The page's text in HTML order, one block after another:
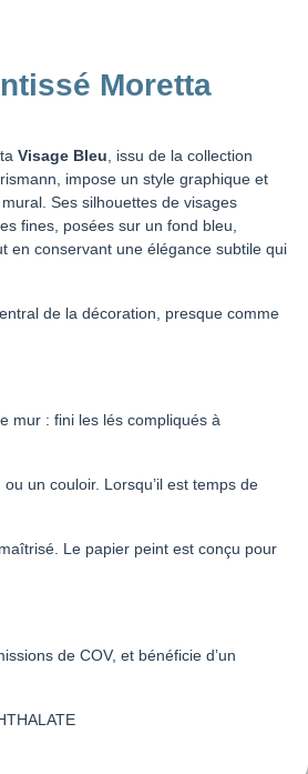
Moretta
Visage Bleu, issu de la collection
impose un style graphique et
Ses silhouettes de visages
fines, posées sur un fond bleu,
en conservant une élégance subtile qui
de la décoration, presque comme
mur : fini les lés compliqués à
un couloir. Lorsqu’il est temps de
Le papier peint est conçu pour
de COV, et bénéficie d’un